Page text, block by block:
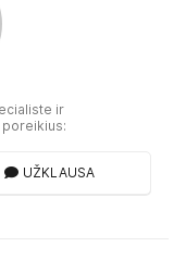
ir
UŽKLAUSA